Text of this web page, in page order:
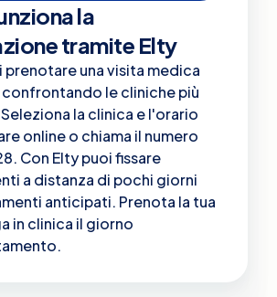
la
tramite Elty
prenotare una visita medica
le cliniche più
la clinica e l'orario
online o chiama il numero
Con Elty puoi fissare
a distanza di pochi giorni
anticipati. Prenota la tua
in clinica il giorno